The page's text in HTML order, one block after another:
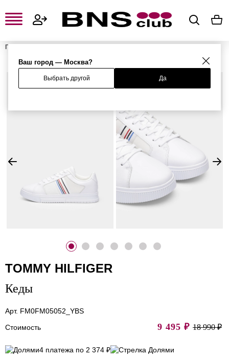
Ваш город — Москва?
Выбрать другой Да
Главная
%
TOMMY HILFIGER
Кеды
Арт. FM0FM05052_YBS
Стоимость
9 495 ₽ 18 990 ₽
4 платежа по 2 374 ₽